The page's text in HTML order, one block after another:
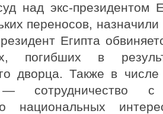
над экс-президентом
переносов,
Египта
погибших в
дворца. Также в
сотрудничество с
национальных